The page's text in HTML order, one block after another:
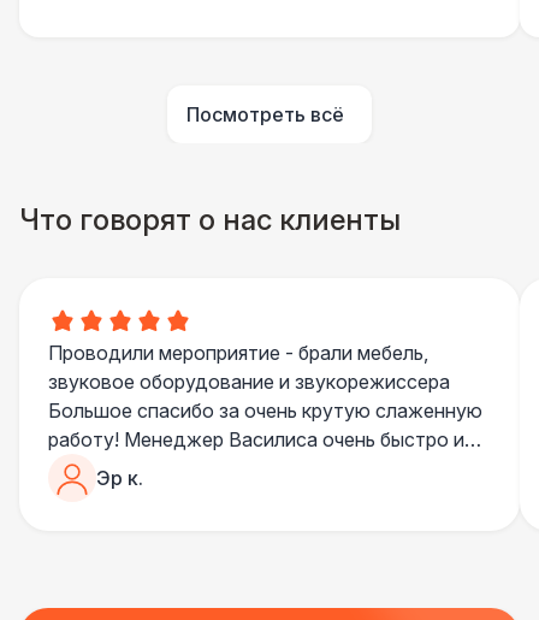
Посмотреть всё
Что говорят о нас клиенты
Проводили мероприятие - брали мебель,
звуковое оборудование и звукорежиссера
Большое спасибо за очень крутую слаженную
работу! Менеджер Василиса очень быстро и
качественно обрабатывала все запросы,
пошла навстречу во многих моментах
Все приехало вовремя, в хорошем состоянии.
Эр к.